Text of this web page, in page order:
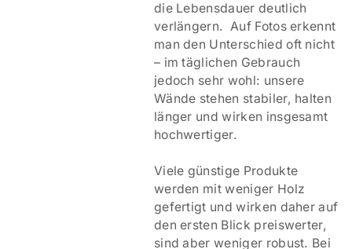
die Lebensdauer deutlich
verlängern. Auf Fotos erkennt
man den Unterschied oft nicht
– im täglichen Gebrauch
jedoch sehr wohl: unsere
Wände stehen stabiler, halten
länger und wirken insgesamt
hochwertiger.
Viele günstige Produkte
werden mit weniger Holz
gefertigt und wirken daher auf
den ersten Blick preiswerter,
sind aber weniger robust. Bei